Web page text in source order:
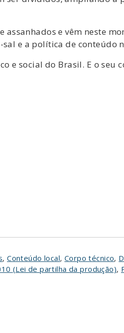
e vêm neste
e a política de conteúdo
e social do Brasil. E o seu
,Conteúdo local, Corpo técnico,
(Lei de partilha da produção),